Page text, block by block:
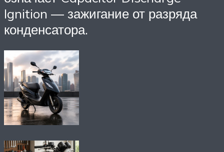
Ignition — зажигание от разряда
конденсатора.